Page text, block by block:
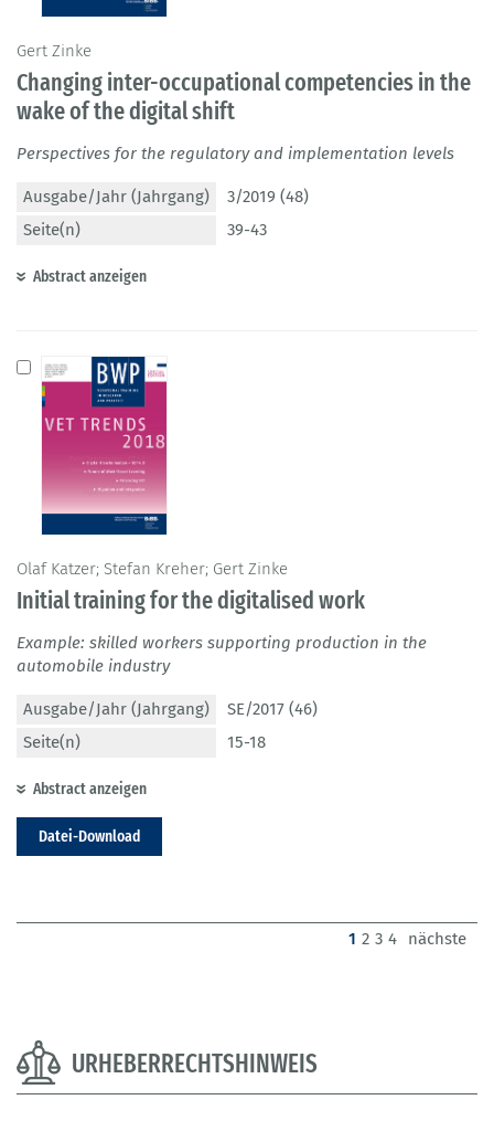
Gert Zinke
Changing inter-occupational competencies in the
wake of the digital shift
Perspectives for the regulatory and implementation levels
Ausgabe/Jahr (Jahrgang)
3/2019 (48)
Seite(n)
39-43
Abstract anzeigen
Olaf Katzer; Stefan Kreher; Gert Zinke
Initial training for the digitalised work
Example: skilled workers supporting production in the
automobile industry
Ausgabe/Jahr (Jahrgang)
SE/2017 (46)
Seite(n)
15-18
Abstract anzeigen
Datei-Download
1 (current)
2 3 4 nächste
URHEBERRECHTSHINWEIS